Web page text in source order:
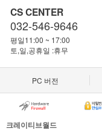
CS CENTER
032-546-9646
평일11:00 ~ 17:00
토,일,공휴일 :휴무
PC 버전
크레이티브월드